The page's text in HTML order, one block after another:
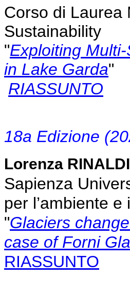
Corso di Laurea
Sustainability
"Exploiting
in Lake Garda"
RIASSUNTO
18a Edizione
Lorenza RINALDI
Sapienza
per l’ambiente e
"Glaciers
case of Forni
RIASSUNTO